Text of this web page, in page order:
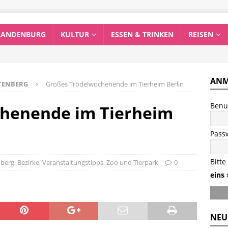
KULTUR ESSEN & TRINKEN REISEN
Großes Trödelwochenende im Tierheim Berlin
im Tierheim
, Bezirke, Veranstaltungstipps, Zoo und Tierpark 0
eins